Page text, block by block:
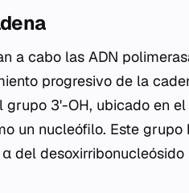
a cabo las ADN
progresivo de la
3'-OH, ubicado en
un nucleófilo. Este grupo
del